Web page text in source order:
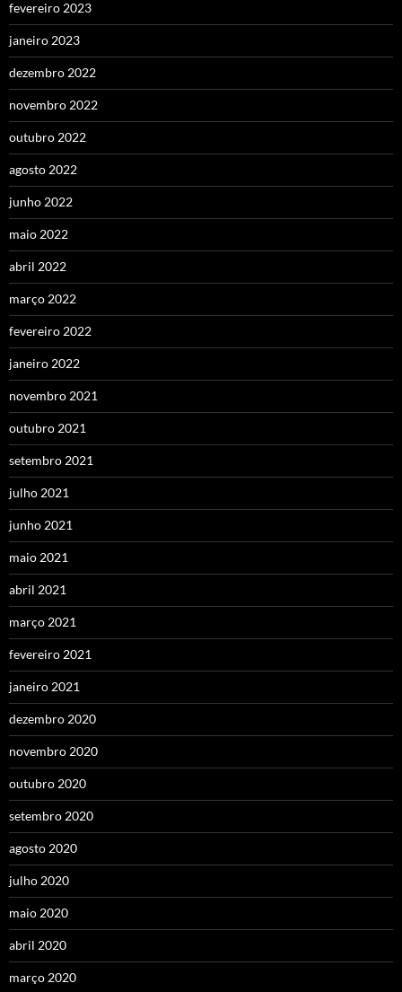
fevereiro 2023
janeiro 2023
dezembro 2022
novembro 2022
outubro 2022
agosto 2022
junho 2022
maio 2022
abril 2022
março 2022
fevereiro 2022
janeiro 2022
novembro 2021
outubro 2021
setembro 2021
julho 2021
junho 2021
maio 2021
abril 2021
março 2021
fevereiro 2021
janeiro 2021
dezembro 2020
novembro 2020
outubro 2020
setembro 2020
agosto 2020
julho 2020
maio 2020
abril 2020
março 2020